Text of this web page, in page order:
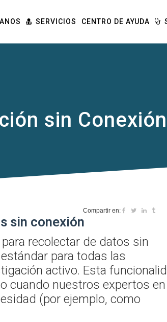
SERVICIOS CENTRO DE AYUDA
sin Conexión
Compartir en:
sin conexión
recolectar de datos sin
para todas las
activo. Esta
cuando nuestros expertos en
(por ejemplo, como